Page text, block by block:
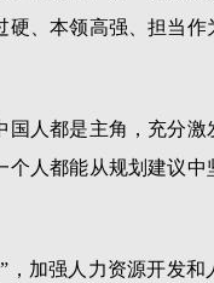
、本领高强、担当
人都是主角，充分
个人都能从规划建议
，加强人力资源开发